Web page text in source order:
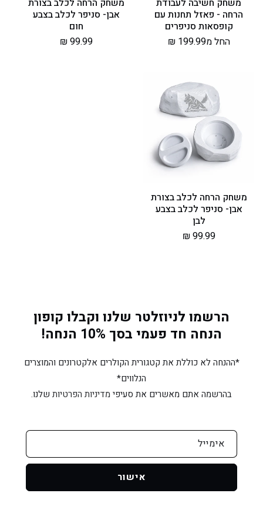
משחק חשיבה לעבודת
הרחה - פאזל תחנות עם
קופסאות סניפרים
מחיר
החל מ199.99 ₪
משחק הרחה לכלב בצורת
אבן- סניפר לכלב בצבע
חום
מחיר
99.99 ₪
משחק הרחה לכלב בצורת
אבן- סניפר לכלב בצבע
לבן
מחיר
99.99 ₪
הרשמו לניוזלטר שלנו וקבלו קופון
הנחה חד פעמי בסך 10% הנחה!
*ההנחה לא כוללת את קטגורית הקולרים אלקטרונים והמוצרים
הנלווים*
בהרשמה אתם מאשרים את סעיפי מדיניות הפרטיות שלנו.
אימייל
אישור